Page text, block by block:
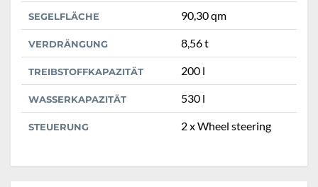
SEGELFLÄCHE 90,30 qm
VERDRÄNGUNG 8,56 t
TREIBSTOFFKAPAZITÄT 200 l
WASSERKAPAZITÄT 530 l
STEUERUNG 2 x Wheel steering